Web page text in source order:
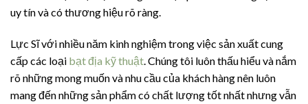
uy tín và có thương hiệu rõ ràng.
Lực Sĩ với nhiều năm kinh nghiệm trong việc sản xuất cung
cấp các loại bạt địa kỹ thuật . Chúng tôi luôn thấu hiểu và nắm
rõ những mong muốn và nhu cầu của khách hàng nên luôn
mang đến những sản phẩm có chất lượng tốt nhất nhưng vẫn